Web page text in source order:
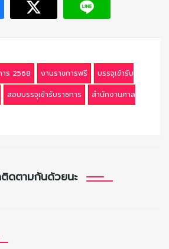
าร 2568 งานราชการฟรี
บรรจุเข้ารับ
สอบบรรจุเข้ารับราชการ
สำนักงานศาล
ดตามกันด้วยนะ